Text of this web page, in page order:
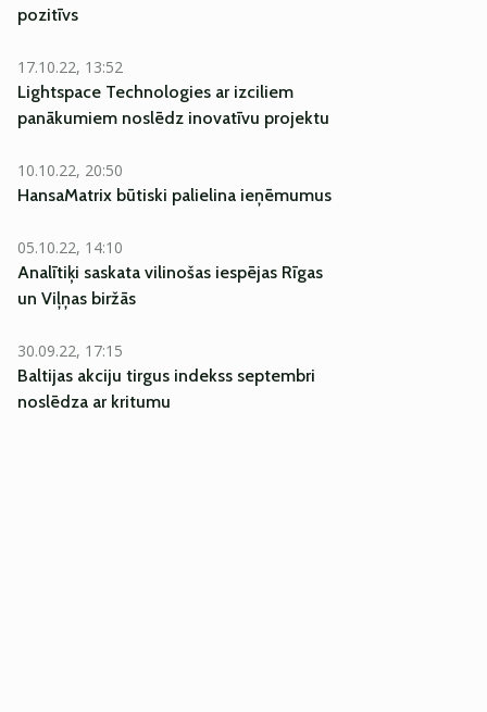
pozitīvs
17.10.22, 13:52
Lightspace Technologies ar izciliem
panākumiem noslēdz inovatīvu projektu
10.10.22, 20:50
HansaMatrix būtiski palielina ieņēmumus
05.10.22, 14:10
Analītiķi saskata vilinošas iespējas Rīgas
un Viļņas biržās
30.09.22, 17:15
Baltijas akciju tirgus indekss septembri
noslēdza ar kritumu